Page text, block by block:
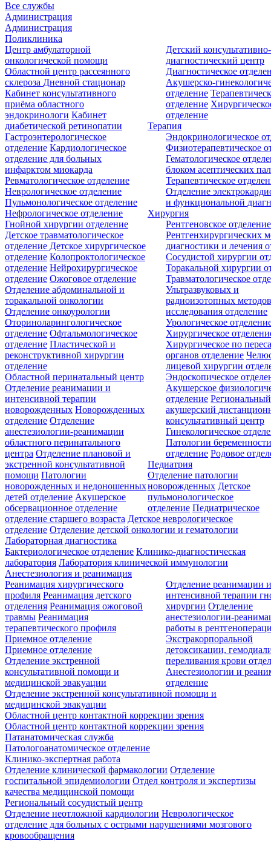
Все службы
Администрация
Администрация
Поликлиника
Центр амбулаторной
онкологической помощи
Областной центр рассеянного
склероза Дневной стационар
Кабинет консультативного
приёма областного
эндокринологи Кабинет
диабетической ретинопатии
Детский консультативно-
диагностический центр
Диагностическое
Акушерско-
отделение
отделение
отделение
Терапия
Гастроэнтерологическое
отделение Кардиологическое
отделение для больных
инфарктом миокарда
Ревматологическое отделение
Неврологическое отделение
Пульмонологическое отделение
Нефрологическое отделение
Эндокринологическое
Физиотерапевтическое
Гематологическое
блоком асептических
Терапевтическое
Отделение
и функциональной
Хирургия
Гнойной хирургии отделение
Детское травматологическое
отделение Детское хирургическое
отделение Колопроктологическое
отделение Нейрохирургическое
отделение Ожоговое отделение
Отделение абдоминальной и
торакальной онкологии
Отделение онкоурологии
Оториноларингологическое
отделение Офтальмологическое
отделение Пластической и
реконструктивной хирургии
отделение
Рентгеновское отделение
Рентгенхирургических
диагностики и лечения
Сосудистой хирургии
Торакальной хирургии
Травматологическое
Ультразвуковых и
радиоизотопных
исследования отделение
Урологическое
Хирургическое
Хирургическое по
органов отделение
лицевой хирургии
Эндоскопическое
Областной перинатальный центр
Отделение реанимации и
интенсивной терапии
новорожденных Новорожденных
отделение Отделение
анестезиологии-реанимации
областного перинатального
центра Отделение плановой и
экстренной консультативной
помощи Патологии
новорожденных и недоношенных
детей отделение Акушерское
обсервационное отделение
Акушерское
отделение Региональный
акушерский
консультативный центр
Гинекологическое
Патологии
отделение Родовое
Педиатрия
Отделение патологии
новорожденных Детское
пульмонологическое
отделение Педиатрическое
отделение старшего возраста Детское неврологическое
отделение Отделение детской онкологии и гематологии
Лабораторная диагностика
Бактериологическое отделение Клинико-диагностическая
лаборатория Лаборатория клинической иммунологии
Анестезиология и реанимация
Реанимация хирургического
профиля Реанимация детского
отделения Реанимация ожоговой
травмы Реанимация
терапевтического профиля
Отделение реанимации
интенсивной терапии
хирургии Отделение
анестезиологии-
работы в
Экстракорпоральной
детоксикации,
переливания крови
Анестезиологии и
отделение
Приемное отделение
Приемное отделение
Отделение экстренной
консультативной помощи и
медицинской эвакуации
Отделение экстренной консультативной помощи и
медицинской эвакуации
Областной центр контактной коррекции зрения
Областной центр контактной коррекции зрения
Патанатомическая служба
Патологоанатомическое отделение
Клинико-экспертная работа
Отделение клинической фармакологии Отделение
госпитальной эпидемиологии Отдел контроля и экспертизы
качества медицинской помощи
Региональный сосудистый центр
Отделение неотложной кардиологии Неврологическое
отделение для больных с острыми нарушениями мозгового
кровообращения